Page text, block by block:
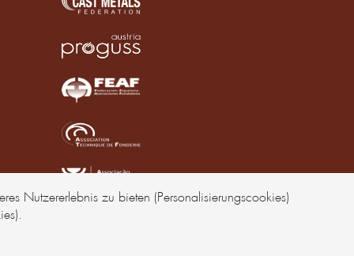
Nutzererlebnis zu bieten (Personalisierungscookies)